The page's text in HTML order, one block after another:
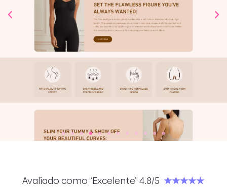
Avaliado como “Excelente” 4.8/5 ★★★★★